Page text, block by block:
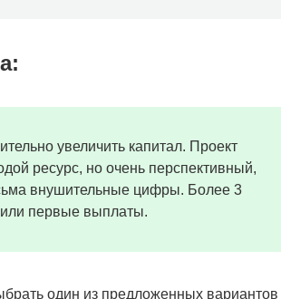
увеличить капитал. Проект
ресурс, но очень перспективный,
внушительные цифры. Более 3
первые выплаты.
один из предложенных вариантов